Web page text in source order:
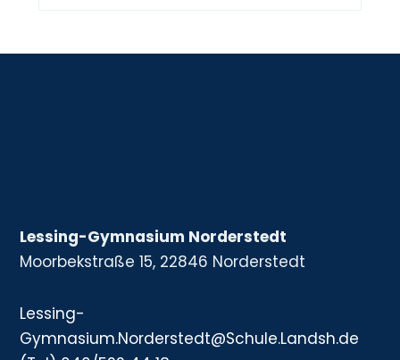
Lessing-Gymnasium Norderstedt
Moorbekstraße 15, 22846 Norderstedt
Lessing-
Gymnasium.Norderstedt@Schule.Landsh.de